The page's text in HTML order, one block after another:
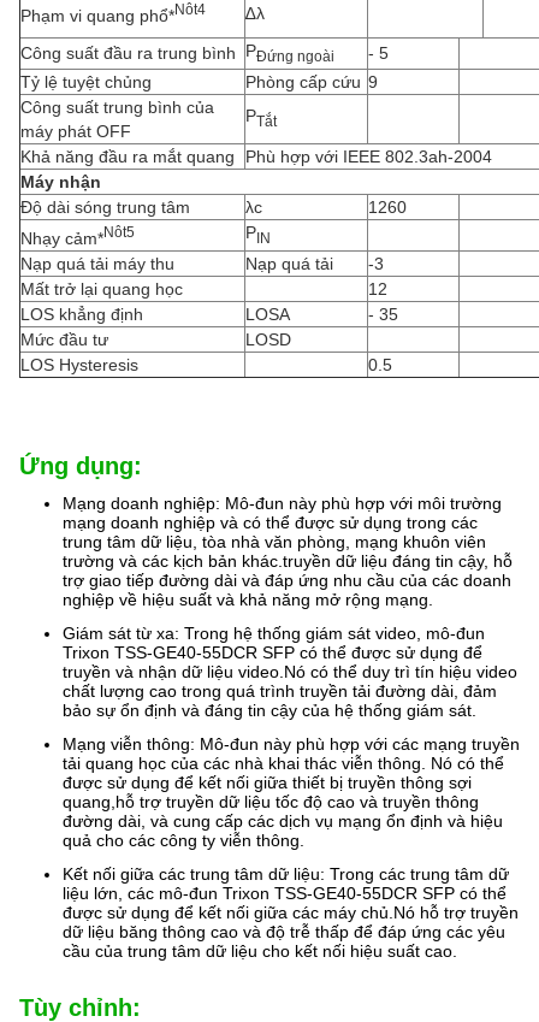
Phạm vi quang phổ*Nôt4 ∆λ
Công suất đầu ra trung bình PĐứng ngoài
- 5
Tỷ lệ tuyệt chủng
Phòng cấp cứu 9
Công suất trung bình của
máy phát OFF
PTắt
Khả năng đầu ra mắt quang
Phù hợp với IEEE 802.3ah-2004
Máy nhận
Độ dài sóng trung tâm
λc
1260
Nhạy cảm*Nôt5 PIN
Nạp quá tải máy thu Nạp quá tải
-3
Mất trở lại quang học
12
LOS khẳng định
LOSA
- 35
Mức đầu tư
LOSD
LOS Hysteresis
0.5
Ứng dụng:
Mạng doanh nghiệp: Mô-đun này phù hợp với môi trường
mạng doanh nghiệp và có thể được sử dụng trong các
trung tâm dữ liệu, tòa nhà văn phòng, mạng khuôn viên
trường và các kịch bản khác.truyền dữ liệu đáng tin cậy, hỗ
trợ giao tiếp đường dài và đáp ứng nhu cầu của các doanh
nghiệp về hiệu suất và khả năng mở rộng mạng.
Giám sát từ xa: Trong hệ thống giám sát video, mô-đun
Trixon TSS-GE40-55DCR SFP có thể được sử dụng để
truyền và nhận dữ liệu video.Nó có thể duy trì tín hiệu video
chất lượng cao trong quá trình truyền tải đường dài, đảm
bảo sự ổn định và đáng tin cậy của hệ thống giám sát.
Mạng viễn thông: Mô-đun này phù hợp với các mạng truyền
tải quang học của các nhà khai thác viễn thông. Nó có thể
được sử dụng để kết nối giữa thiết bị truyền thông sợi
quang,hỗ trợ truyền dữ liệu tốc độ cao và truyền thông
đường dài, và cung cấp các dịch vụ mạng ổn định và hiệu
quả cho các công ty viễn thông.
Kết nối giữa các trung tâm dữ liệu: Trong các trung tâm dữ
liệu lớn, các mô-đun Trixon TSS-GE40-55DCR SFP có thể
được sử dụng để kết nối giữa các máy chủ.Nó hỗ trợ truyền
dữ liệu băng thông cao và độ trễ thấp để đáp ứng các yêu
cầu của trung tâm dữ liệu cho kết nối hiệu suất cao.
Tùy chỉnh: